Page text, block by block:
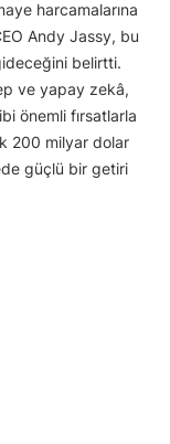
harcamalarına
Andy Jassy, bu
belirtti.
ve yapay zekâ,
önemli fırsatlarla
200 milyar dolar
güçlü bir getiri